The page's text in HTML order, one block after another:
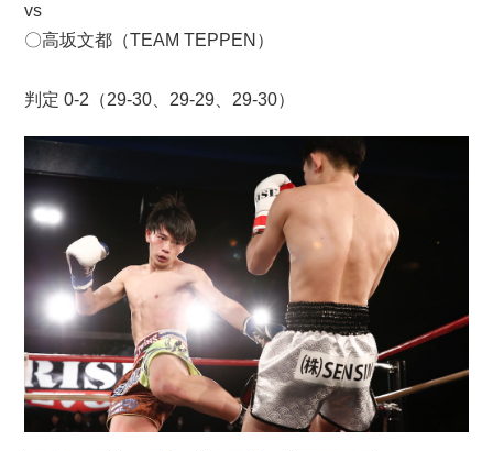
vs
〇高坂文都（TEAM TEPPEN）
判定 0-2（29-30、29-29、29-30）